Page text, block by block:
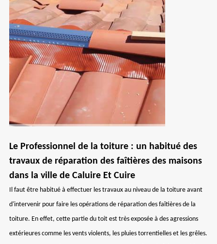
Le Professionnel de la toiture : un habitué des
travaux de réparation des faîtières des maisons
dans la ville de Caluire Et Cuire
Il faut être habitué à effectuer les travaux au niveau de la toiture avant
d'intervenir pour faire les opérations de réparation des faîtières de la
toiture. En effet, cette partie du toit est très exposée à des agressions
extérieures comme les vents violents, les pluies torrentielles et les grêles.